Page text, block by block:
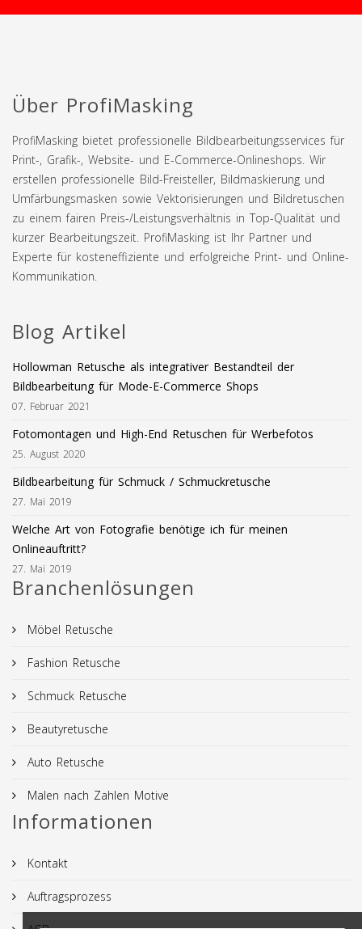
Über ProfiMasking
ProfiMasking bietet professionelle Bildbearbeitungsservices für
Print-, Grafik-, Website- und E-Commerce-Onlineshops. Wir
erstellen professionelle Bild-Freisteller, Bildmaskierung und
Umfärbungsmasken sowie Vektorisierungen und Bildretuschen
zu einem fairen Preis-/Leistungsverhältnis in Top-Qualität und
kurzer Bearbeitungszeit. ProfiMasking ist Ihr Partner und
Experte für kosteneffiziente und erfolgreiche Print- und Online-
Kommunikation.
Blog Artikel
Hollowman Retusche als integrativer Bestandteil der
Bildbearbeitung für Mode-E-Commerce Shops
07. Februar 2021
Fotomontagen und High-End Retuschen für Werbefotos
25. August 2020
Bildbearbeitung für Schmuck / Schmuckretusche
27. Mai 2019
Welche Art von Fotografie benötige ich für meinen
Onlineauftritt?
27. Mai 2019
Branchenlösungen
Möbel Retusche
Fashion Retusche
Schmuck Retusche
Beautyretusche
Auto Retusche
Malen nach Zahlen Motive
Informationen
Kontakt
Auftragsprozess